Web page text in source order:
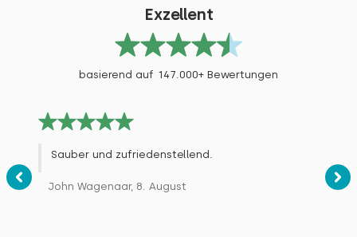
Exzellent
basierend auf 147.000+ Bewertungen
Sauber und zufriedenstellend.
John Wagenaar, 8. August